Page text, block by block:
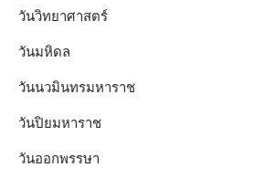
วันวิทยาศาสตร์
วันมหิดล
วันนวมินทรมหาราช
วันปิยมหาราช
วันออกพรรษา